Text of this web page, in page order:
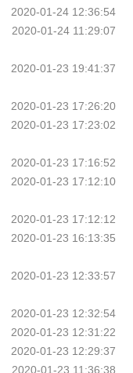
2020-01-24 12:36:54
2020-01-24 11:29:07
2020-01-23 19:41:37
2020-01-23 17:26:20
2020-01-23 17:23:02
2020-01-23 17:16:52
2020-01-23 17:12:10
2020-01-23 17:12:12
2020-01-23 16:13:35
2020-01-23 12:33:57
2020-01-23 12:32:54
2020-01-23 12:31:22
2020-01-23 12:29:37
2020-01-23 11:36:38